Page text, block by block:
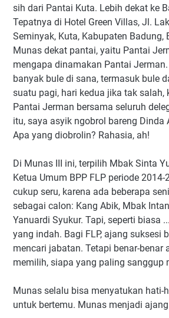
sih dari Pantai Kuta. Lebih dekat ke
Tepatnya di Hotel Green Villas, Jl.
Seminyak, Kuta, Kabupaten Badung,
Munas dekat pantai, yaitu Pantai
mengapa dinamakan Pantai
banyak bule di sana, termasuk bule
suatu pagi, hari kedua jika tak salah,
Pantai Jerman bersama seluruh
itu, saya asyik ngobrol bareng Dinda
Apa yang diobrolin? Rahasia, ah!
Di Munas III ini, terpilih Mbak Sinta
Ketua Umum BPP FLP periode
cukup seru, karena ada beberapa
sebagai calon: Kang Abik, Mbak
Yanuardi Syukur. Tapi, seperti biasa
yang indah. Bagi FLP, ajang suksesi
mencari jabatan. Tetapi benar-benar
memilih, siapa yang paling sanggup
Munas selalu bisa menyatukan hati-
untuk bertemu. Munas menjadi